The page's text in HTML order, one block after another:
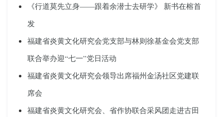
《行道莫先立身——跟着余潜士去研学》 新书在榕首
发
福建省炎黄文化研究会党支部与林则徐基金会党支部
联合举办迎“七一”党日活动
福建省炎黄文化研究会领导出席福州金汤社区党建联
席会
福建省炎黄文化研究会、省作协联合采风团走进古田